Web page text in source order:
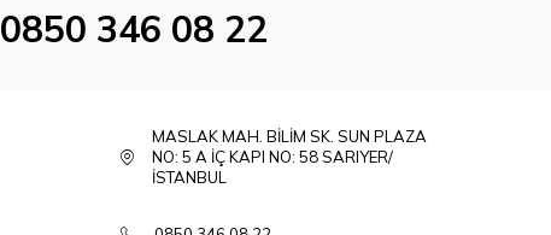
0850 346 08 22
MASLAK MAH. BİLİM SK. SUN PLAZA
NO: 5 A İÇ KAPI NO: 58 SARIYER/
İSTANBUL